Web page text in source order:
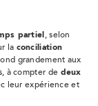
partiel , selon
la conciliation
grandement aux
à compter de deux
leur expérience et